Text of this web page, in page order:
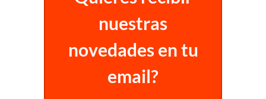
nuestras
novedades en tu
email?